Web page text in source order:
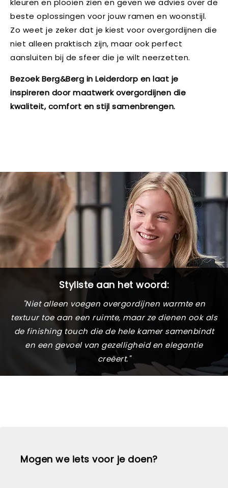
kleuren en plooien zien en geven we advies over de
beste oplossingen voor jouw ramen en woonstijl.
Zo weet je zeker dat je kiest voor overgordijnen die
niet alleen praktisch zijn, maar ook perfect
aansluiten bij de sfeer die je wilt neerzetten.
Bezoek Berg&Berg in Leiderdorp en laat je
inspireren door maatwerk overgordijnen die
kwaliteit, comfort en stijl samenbrengen.
Styliste aan het woord:
"Niet alleen voegen overgordijnen warmte en
textuur toe aan een ruimte, maar ze dienen ook als
de finishing touch die de hele kamer samenbindt
en een gevoel van gezelligheid en elegantie
creëert."
Mogen we iets voor je doen?